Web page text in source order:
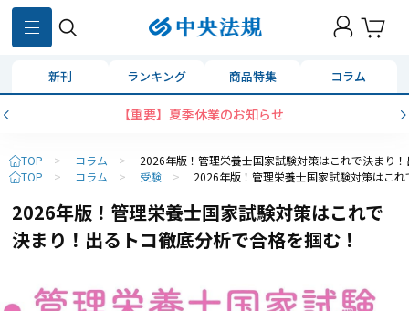
新刊 ランキング 商品特集 コラム
【重要】夏季休業のお知らせ
TOP > コラム >
2026年版！管理栄養士国家試験対策はこれで決まり
TOP
> コラム > 受験 > 2026年版！管理栄養士国家試験対策はこ
2026年版！管理栄養士国家試験対策はこれで
決まり！出るトコ徹底分析で合格を掴む！